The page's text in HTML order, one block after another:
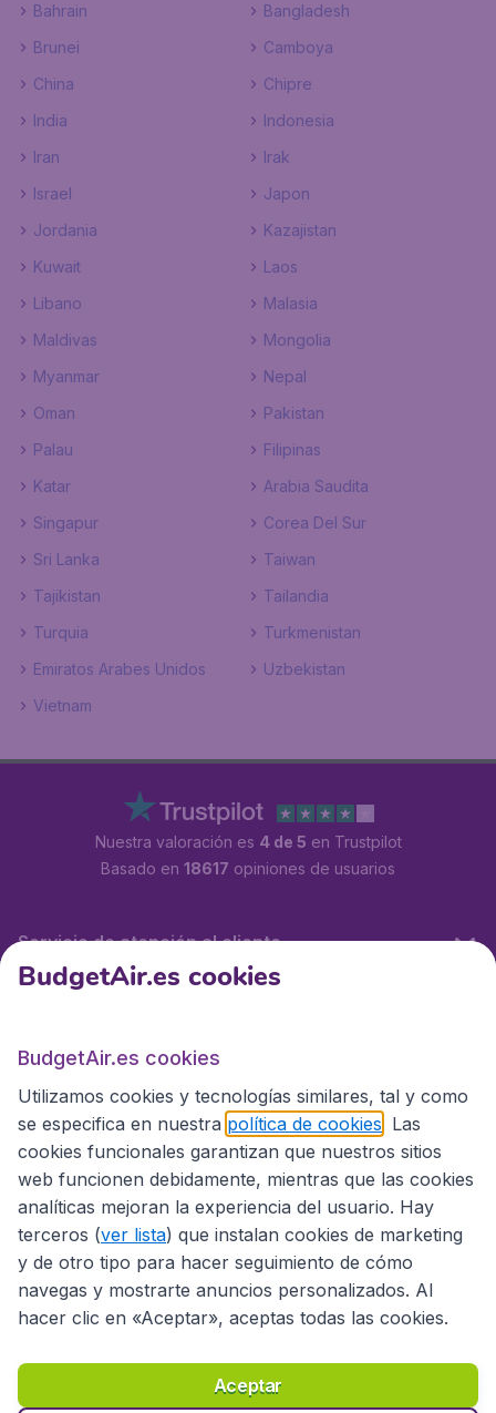
Bahrain
Bangladesh
Brunei
Camboya
China
Chipre
India
Indonesia
Iran
Irak
Israel
Japon
Jordania
Kazajistan
Kuwait
Laos
Libano
Malasia
Maldivas
Mongolia
Myanmar
Nepal
Oman
Pakistan
Palau
Filipinas
Katar
Arabia Saudita
Singapur
Corea Del Sur
Sri Lanka
Taiwan
Tajikistan
Tailandia
Turquia
Turkmenistan
Emiratos Arabes Unidos
Uzbekistan
Vietnam
Nuestra valoración es 4 de 5 en Trustpilot
Basado en 18617 opiniones de usuarios
Servicio de atención al cliente
Sitios internacionales
Privacidad
Copyright © 2026
BudgetAir.es cookies
BudgetAir.es cookies
Utilizamos cookies y tecnologías similares, tal y como
se especifica en nuestra política de cookies . Las
cookies funcionales garantizan que nuestros sitios
web funcionen debidamente, mientras que las cookies
analíticas mejoran la experiencia del usuario. Hay
terceros (ver lista) que instalan cookies de marketing
y de otro tipo para hacer seguimiento de cómo
navegas y mostrarte anuncios personalizados. Al
hacer clic en «Aceptar», aceptas todas las cookies.
Aceptar